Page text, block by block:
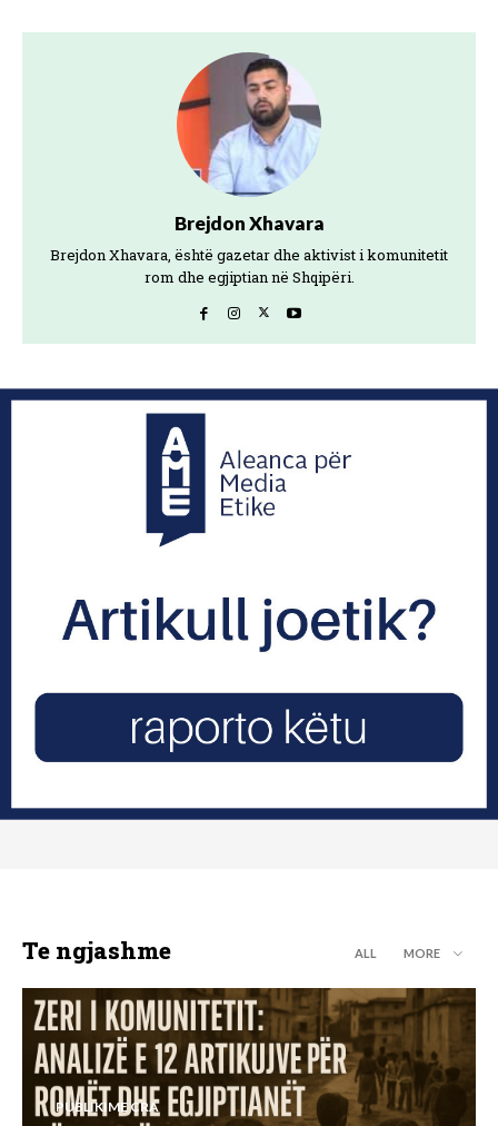
Brejdon Xhavara
Brejdon Xhavara, është gazetar dhe aktivist i komunitetit
rom dhe egjiptian në Shqipëri.
Te ngjashme ALL MORE
PUBLIKIME CRA